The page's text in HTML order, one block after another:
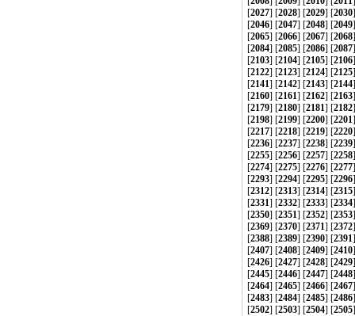
[2027] [2028] [2029] [2030
[2046] [2047] [2048] [2049
[2065] [2066] [2067] [2068
[2084] [2085] [2086] [2087
[2103] [2104] [2105] [2106
[2122] [2123] [2124] [2125
[2141] [2142] [2143] [2144
[2160] [2161] [2162] [2163
[2179] [2180] [2181] [2182
[2198] [2199] [2200] [2201
[2217] [2218] [2219] [2220
[2236] [2237] [2238] [2239
[2255] [2256] [2257] [2258
[2274] [2275] [2276] [2277
[2293] [2294] [2295] [2296
[2312] [2313] [2314] [2315
[2331] [2332] [2333] [2334
[2350] [2351] [2352] [2353
[2369] [2370] [2371] [2372
[2388] [2389] [2390] [2391
[2407] [2408] [2409] [2410
[2426] [2427] [2428] [2429
[2445] [2446] [2447] [2448
[2464] [2465] [2466] [2467
[2483] [2484] [2485] [2486
[2502] [2503] [2504] [2505